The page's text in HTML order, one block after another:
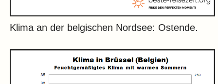
Klima an der belgischen Nordsee: Ostende.